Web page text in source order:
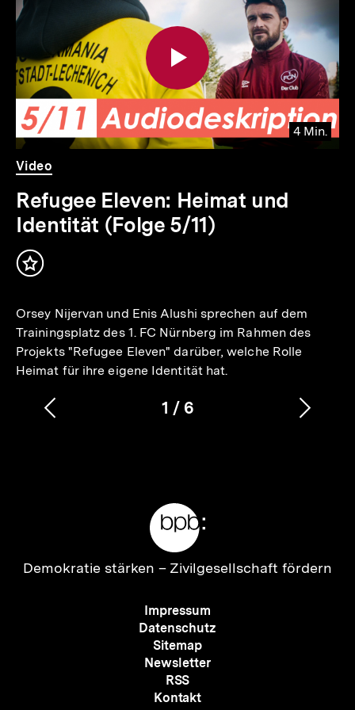
weitere
Inhalte
4 Min.
Video
Dauer
4
Min.
Video
Refugee Eleven: Heimat und
Identität (Folge 5/11)
Inhalt
Orsey Nijervan und Enis Alushi sprechen auf dem
Trainingsplatz des 1. FC Nürnberg im Rahmen des
Projekts "Refugee Eleven" darüber, welche Rolle
Heimat für ihre eigene Identität hat.
Karussellinhalt
1
von
/ 6
Vorherigen
Zur
Demokratie stärken – Zivilgesellschaft fördern
Meta-
Navigation
Impressum
Datenschutz
Sitemap
Newsletter
RSS
Kontakt